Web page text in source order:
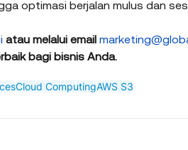
optimasi berjalan mulus dan
atau melalui email
bagi bisnis Anda.
Cloud ComputingAWS S3